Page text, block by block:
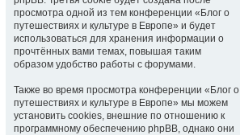
просмотра одной из тем конференции «Блог о
путешествиях и культуре в Европе» и будет
использоваться для хранения информации о
прочтённых вами темах, повышая таким
образом удобство работы с форумами.
Также во время просмотра конференции «Блог о
путешествиях и культуре в Европе» мы можем
установить cookies, внешние по отношению к
программному обеспечению phpBB, однако они